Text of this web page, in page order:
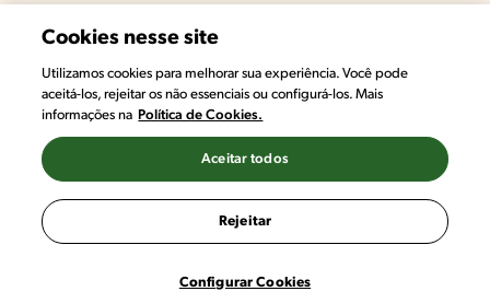
Cookies nesse site
Utilizamos cookies para melhorar sua experiência. Você pode
aceitá-los, rejeitar os não essenciais ou configurá-los. Mais
informações na Política de Cookies.
Configurar Cookies
Rejeitar
Aceitar todos